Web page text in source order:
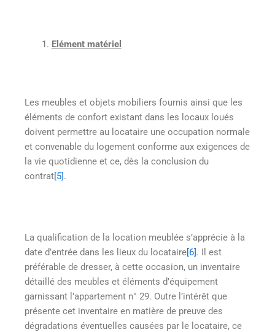
Elément matériel
Les meubles et objets mobiliers fournis ainsi que les
éléments de confort existant dans les locaux loués
doivent permettre au locataire une occupation normale
et convenable du logement conforme aux exigences de
la vie quotidienne et ce, dès la conclusion du
contrat [5] .
La qualification de la location meublée s’apprécie à la
date d’entrée dans les lieux du locataire[6]. Il est
préférable de dresser, à cette occasion, un inventaire
détaillé des meubles et éléments d’équipement
garnissant l’appartement n° 29. Outre l’intérêt que
présente cet inventaire en matière de preuve des
dégradations éventuelles causées par le locataire, ce